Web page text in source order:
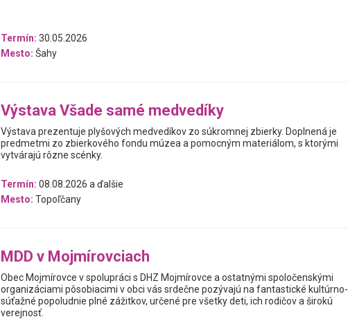
Termín: 30.05.2026
Mesto: Šahy
Výstava Všade samé medvedíky
Výstava prezentuje plyšových medvedíkov zo súkromnej zbierky. Doplnená je
predmetmi zo zbierkového fondu múzea a pomocným materiálom, s ktorými
vytvárajú rôzne scénky.
Termín: 08.08.2026 a ďalšie
Mesto: Topoľčany
MDD v Mojmírovciach
Obec Mojmírovce v spolupráci s DHZ Mojmírovce a ostatnými spoločenskými
organizáciami pôsobiacimi v obci vás srdečne pozývajú na fantastické kultúrno-
súťažné popoludnie plné zážitkov, určené pre všetky deti, ich rodičov a širokú
verejnosť.